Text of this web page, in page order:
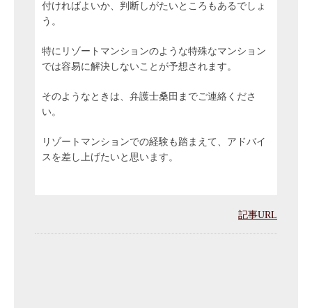
付ければよいか、判断しがたいところもあるでしょ
う。
特にリゾートマンションのような特殊なマンション
では容易に解決しないことが予想されます。
そのようなときは、弁護士桑田までご連絡くださ
い。
リゾートマンションでの経験も踏まえて、アドバイ
スを差し上げたいと思います。
記事URL